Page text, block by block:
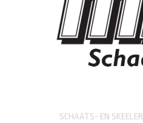
SCHAATS- EN